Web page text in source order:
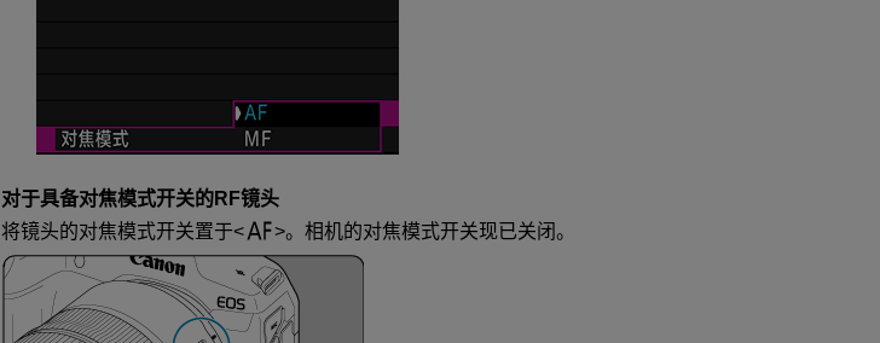
对于具备对焦模式开关的RF镜头
将镜头的对焦模式开关置于
。相机的对焦模式开关现已关闭。